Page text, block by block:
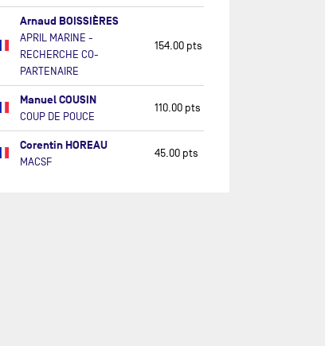
Arnaud BOISSIÈRES
APRIL MARINE -
RECHERCHE CO-
PARTENAIRE
154.00 pts
Manuel COUSIN
COUP DE POUCE
110.00 pts
Corentin HOREAU
MACSF
45.00 pts